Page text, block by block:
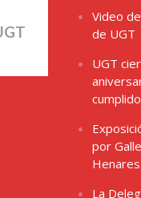
Video
de UGT
UGT
por
Henares
La